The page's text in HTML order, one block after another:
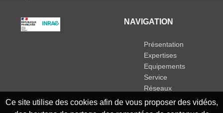
Ce site utilise des cookies afin de vous proposer des vidéos,
NAVIGATION
Présentation
Expertises
Equipements
Service
Réseaux